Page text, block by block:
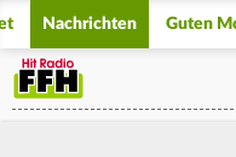
Nachrichten Guten